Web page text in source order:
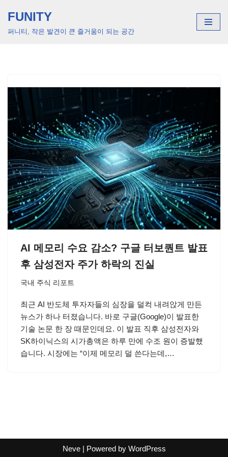
콘
너
FUNITY
퍼니티, 작은 발견이 큰 즐거움이 되는 공간
AI 메모리 수요 감소? 구글 터보퀀트 발표
후 삼성전자 주가 하락의 진실
국내 주식 리포트
최근 AI 반도체 투자자들의 심장을 덜컥 내려앉게 만든
뉴스가 하나 터졌습니다. 바로 구글(Google)이 발표한
기술 논문 한 장 때문인데요. 이 발표 직후 삼성전자와
SK하이닉스의 시가총액은 하루 만에 수조 원이 증발했
습니다. 시장에는 “이제 메모리 덜 쓴다는데,…
Neve| Powered by WordPress